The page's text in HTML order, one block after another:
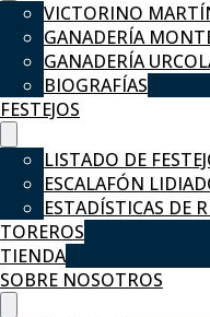
VICTORINO
GANADERÍA
GANADERÍA
BIOGRAFÍAS
FESTEJOS
LISTADO DE
ESCALAFÓN
ESTADÍSTICAS DE
TOREROS
TIENDA
SOBRE NOSOTROS